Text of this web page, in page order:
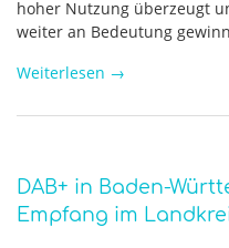
hoher Nutzung überzeugt
weiter an Bedeutung
Weiterlesen →
DAB+ in Baden-
Empfang im